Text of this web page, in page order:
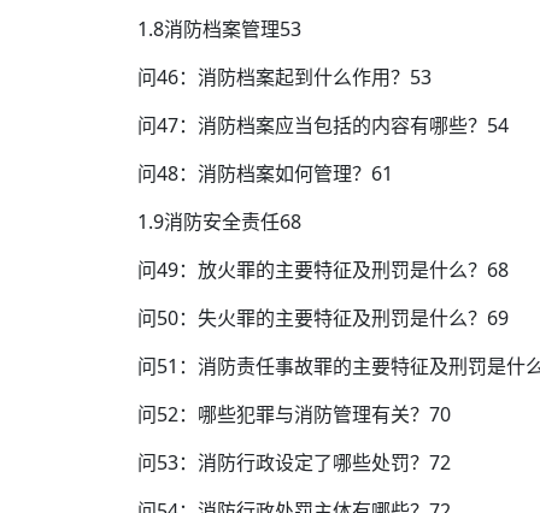
1.8消防档案管理53
问46：消防档案起到什么作用？53
问47：消防档案应当包括的内容有哪些？54
问48：消防档案如何管理？61
1.9消防安全责任68
问49：放火罪的主要特征及刑罚是什么？68
问50：失火罪的主要特征及刑罚是什么？69
问51：消防责任事故罪的主要特征及刑罚是什
问52：哪些犯罪与消防管理有关？70
问53：消防行政设定了哪些处罚？72